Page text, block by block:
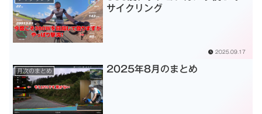
サイクリング
2025.09.17
月次のまとめ 2025年8月のまとめ